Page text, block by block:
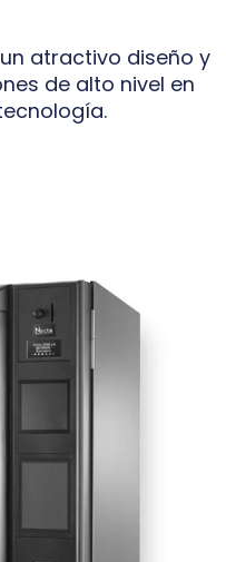
atractivo diseño y
de alto nivel en